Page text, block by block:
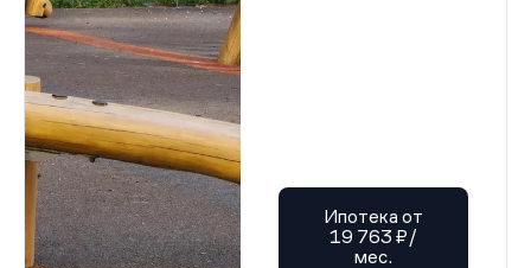
Ипотека от
19 763 ₽/
мес.